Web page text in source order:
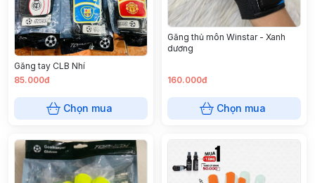
Găng tay CLB Nhí
85.000đ
Chọn mua
Găng thủ môn Winstar - Xanh
dương
160.000đ
Chọn mua